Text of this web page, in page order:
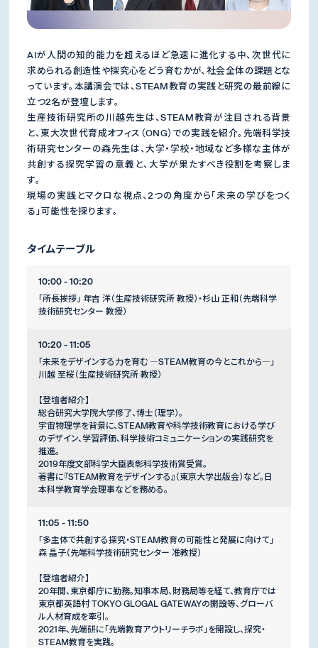
AIが人間の知的能力を超えるほど急速に進化する中、次世代に
求められる創造性や探究心をどう育むかが、社会全体の課題とな
っています。本講演会では、STEAM教育の実践と研究の最前線に
立つ2名が登壇します。
生産技術研究所の川越先生は、STEAM教育が注目される背景
と、東大次世代育成オフィス（ONG）での実践を紹介。先端科学技
術研究センターの森先生は、大学・学校・地域など多様な主体が
共創する探究学習の意義と、大学が果たすべき役割を考察しま
す。
現場の実践とマクロな視点、2つの角度から「未来の学びをつく
る」可能性を探ります。
タイムテーブル
10:00 - 10:20
「所長挨拶」 年吉 洋（生産技術研究所 教授）・杉山 正和（先端科学
技術研究センター 教授）
10:20 - 11:05
「未来をデザインする力を育む ―STEAM教育の今とこれから―」
川越 至桜（生産技術研究所 教授）
【登壇者紹介】
総合研究大学院大学修了、博士（理学）。
宇宙物理学を背景に、STEAM教育や科学技術教育における学び
のデザイン、学習評価、科学技術コミュニケーションの実践研究を
推進。
2019年度文部科学大臣表彰科学技術賞受賞。
著書に『STEAM教育をデザインする』（東京大学出版会）など。日
本科学教育学会理事などを務める。
11:05 - 11:50
「多主体で共創する探究・STEAM教育の可能性と発展に向けて」
森 晶子（先端科学技術研究センター 准教授）
【登壇者紹介】
20年間、東京都庁に勤務。知事本局、財務局等を経て、教育庁では
東京都英語村 TOKYO GLOGAL GATEWAYの開設等、グローバ
ル人材育成を牽引。
2021年、先端研に「先端教育アウトリーチラボ」を開設し、探究・
STEAM教育を実践。